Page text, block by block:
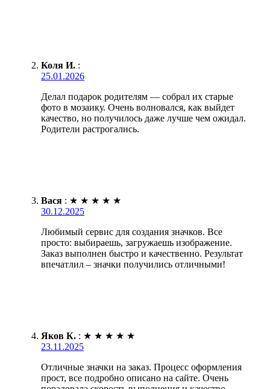
Коля И. :
25.01.2026
Делал подарок родителям — собрал их старые
фото в мозаику. Очень волновался, как выйдет
качество, но получилось даже лучше чем ожидал.
Родители растрогались.
Вася : ★ ★ ★ ★ ★
30.12.2025
Любимый сервис для создания значков. Все
просто: выбираешь, загружаешь изображение.
Заказ выполнен быстро и качественно. Результат
впечатлил – значки получились отличными!
Яков К. : ★ ★ ★ ★ ★
23.11.2025
Отличные значки на заказ. Процесс оформления
прост, все подробно описано на сайте. Очень